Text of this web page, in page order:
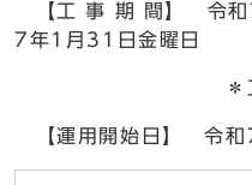
【工 事 期 間】 令和
7年1月31日金曜日
＊工事中は
【運用開始日】 令和